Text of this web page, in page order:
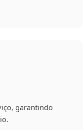
garantindo